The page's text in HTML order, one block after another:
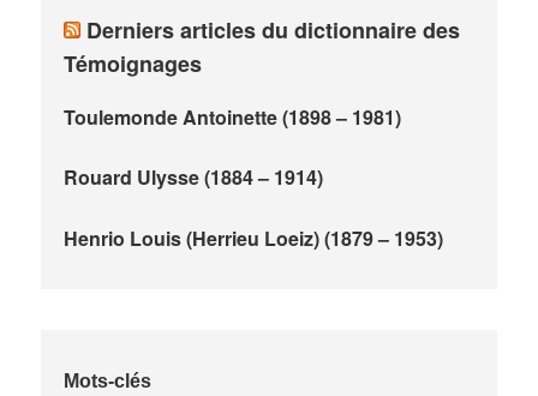
Derniers articles du dictionnaire des
Témoignages
Toulemonde Antoinette (1898 – 1981)
Rouard Ulysse (1884 – 1914)
Henrio Louis (Herrieu Loeiz) (1879 – 1953)
Mots-clés